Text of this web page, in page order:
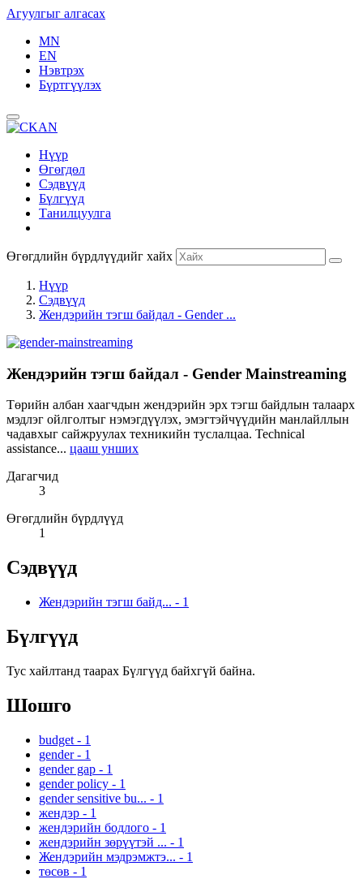
Агуулгыг алгасах
MN
EN
Нэвтрэх
Бүртгүүлэх
Нүүр
Өгөгдөл
Сэдвүүд
Бүлгүүд
Танилцуулга
Өгөгдлийн бүрдлүүдийг хайх
Нүүр
Сэдвүүд
Жендэрийн тэгш байдал - Gender ...
Жендэрийн тэгш байдал - Gender Mainstreaming
Төрийн албан хаагчдын жендэрийн эрх тэгш байдлын талаарх
мэдлэг ойлголтыг нэмэгдүүлэх, эмэгтэйчүүдийн манлайллын
чадавхыг сайжруулах техникийн туслалцаа. Technical
assistance... цааш унших
Дагагчид
3
Өгөгдлийн бүрдлүүд
1
Сэдвүүд
Жендэрийн тэгш байд... - 1
Бүлгүүд
Тус хайлтанд таарах Бүлгүүд байхгүй байна.
Шошго
budget - 1
gender - 1
gender gap - 1
gender policy - 1
gender sensitive bu... - 1
жендэр - 1
жендэрийн бодлого - 1
жендэрийн зөрүүтэй ... - 1
Жендэрийн мэдрэмжтэ... - 1
төсөв - 1